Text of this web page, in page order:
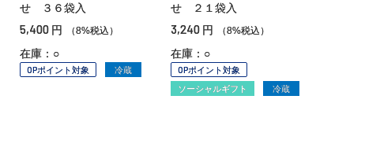
せ ３６袋入
5,400 円 （8%税込）
在庫：○
OPポイント対象 冷蔵
せ ２１袋入
3,240 円 （8%税込）
在庫：○
OPポイント対象
ソーシャルギフト
冷蔵